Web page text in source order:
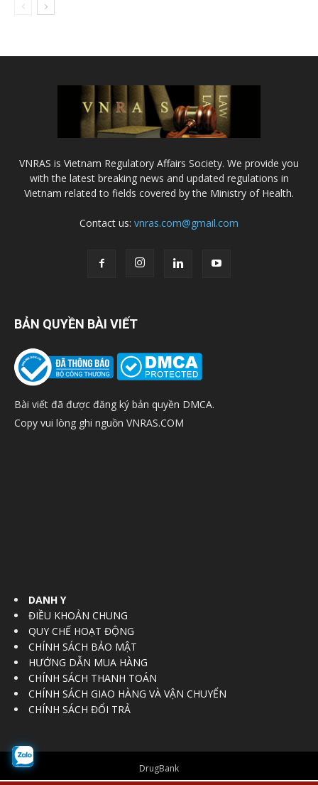
VNRAS is Vietnam Regulatory Affairs Society. We provide you
with the latest breaking news and updated regulations in
Vietnam related to fields covered by the Ministry of Health.
Contact us: vnras.com@gmail.com
BẢN QUYỀN BÀI VIẾT
Bài viết đã được đăng ký bản quyền DMCA.
Copy vui lòng ghi nguồn VNRAS.COM
DANH Y
ĐIỀU KHOẢN CHUNG
QUY CHẾ HOẠT ĐỘNG
CHÍNH SÁCH BẢO MẬT
HƯỚNG DẪN MUA HÀNG
CHÍNH SÁCH THANH TOÁN
CHÍNH SÁCH GIAO HÀNG VÀ VẬN CHUYỂN
CHÍNH SÁCH ĐỔI TRẢ
DrugBank